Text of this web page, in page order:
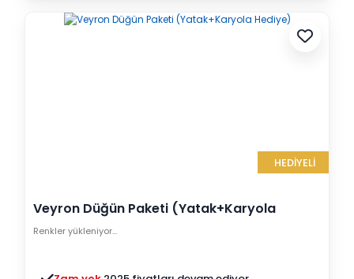
HEDİYELİ
Veyron Düğün Paketi (Yatak+Karyola
Hediye)
Renkler yükleniyor…